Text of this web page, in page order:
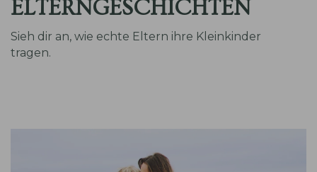
ELTERNGESCHICHTEN
Sieh dir an, wie echte Eltern ihre Kleinkinder
tragen.